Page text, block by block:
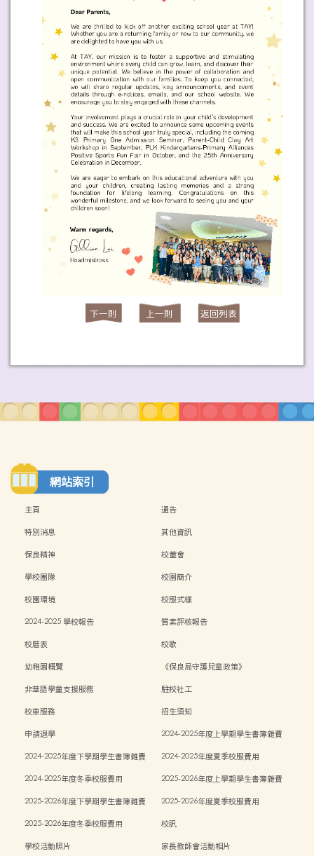
下一則 上一則 返回列表
網站索引
主頁
通告
特別消息
其他資訊
保良精神
校董會
學校團隊
校園簡介
校園環境
校服式樣
2024-2025 學校報告
質素評核報告
校曆表
校歌
幼稚園概覽
《保良局守護兒童政策》
非華語學童支援服務
駐校社工
校車服務
招生須知
申請退學
2024-2025年度上學期學生書簿雜費
2024-2025年度下學期學生書簿雜費
2024-2025年度夏季校服費用
2024-2025年度冬季校服費用
2025-2026年度上學期學生書簿雜費
2025-2026年度下學期學生書簿雜費
2025-2026年度夏季校服費用
2025-2026年度冬季校服費用
校訊
學校活動照片
家長教師會活動相片